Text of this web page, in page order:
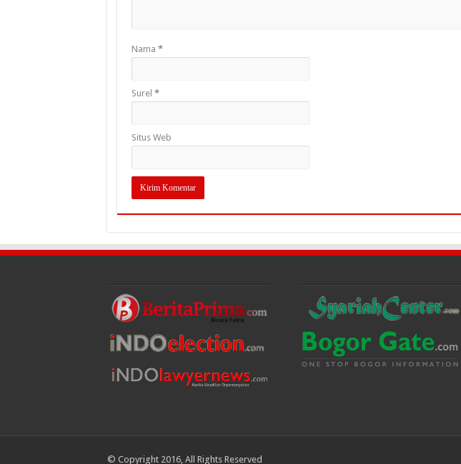
Nama *
Surel *
Situs Web
© Copyright 2016, All Rights Reserved